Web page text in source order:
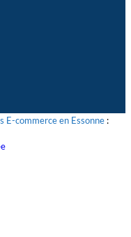
E-commerce en Essonne :